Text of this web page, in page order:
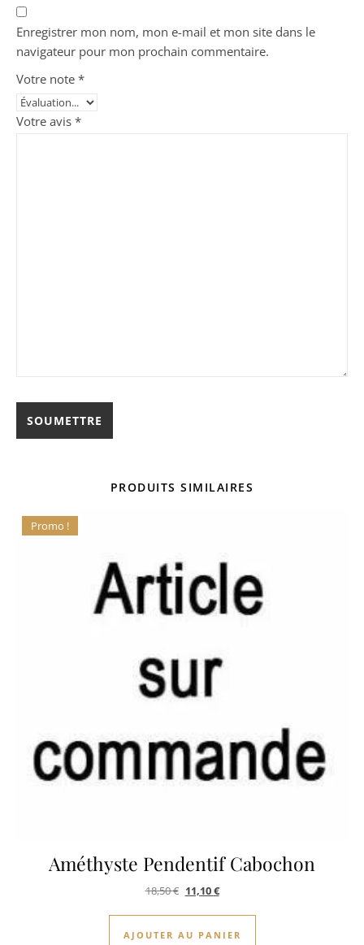
Enregistrer mon nom, mon e-mail et mon site dans le
navigateur pour mon prochain commentaire.
Votre note *
Votre avis *
PRODUITS SIMILAIRES
Promo !
Améthyste Pendentif Cabochon
18,50€ Le prix initial était : 18,50 €.
11,10€Le prix actuel est : 11,10 €.
AJOUTER AU PANIER